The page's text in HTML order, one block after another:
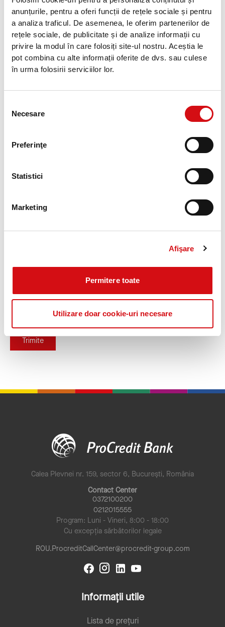
anunțurile, pentru a oferi funcții de rețele sociale și pentru
a analiza traficul. De asemenea, le oferim partenerilor de
rețele sociale, de publicitate și de analize informații cu
privire la modul în care folosiți site-ul nostru. Aceștia le
pot combina cu alte informații oferite de dvs. sau culese
în urma folosirii serviciilor lor.
consimțământului
Necesare
Preferinţe
Statistici
Marketing
Afişare
Permitere toate
Utilizare doar cookie-uri necesare
obligatoriu.
în vederea prelucrării datelor introduse pe această pagină și că
am citit documentul cu privire la
Protecția datelor cu caracter
conformitate cu Regulamentul (UE) nr. 2016/679 privind
datelor cu caracter personal și privind libera circulație a acestor
Calea Plevnei nr. 159, sector 6, București, România
Contact Center
0372100200
0212015555
Program: Luni - Vineri, 8:00 - 18:00
Cu excepția sărbătorilor legale
ROU.ProcreditCallCenter@procredit-group.com
Informații utile
Lista de prețuri